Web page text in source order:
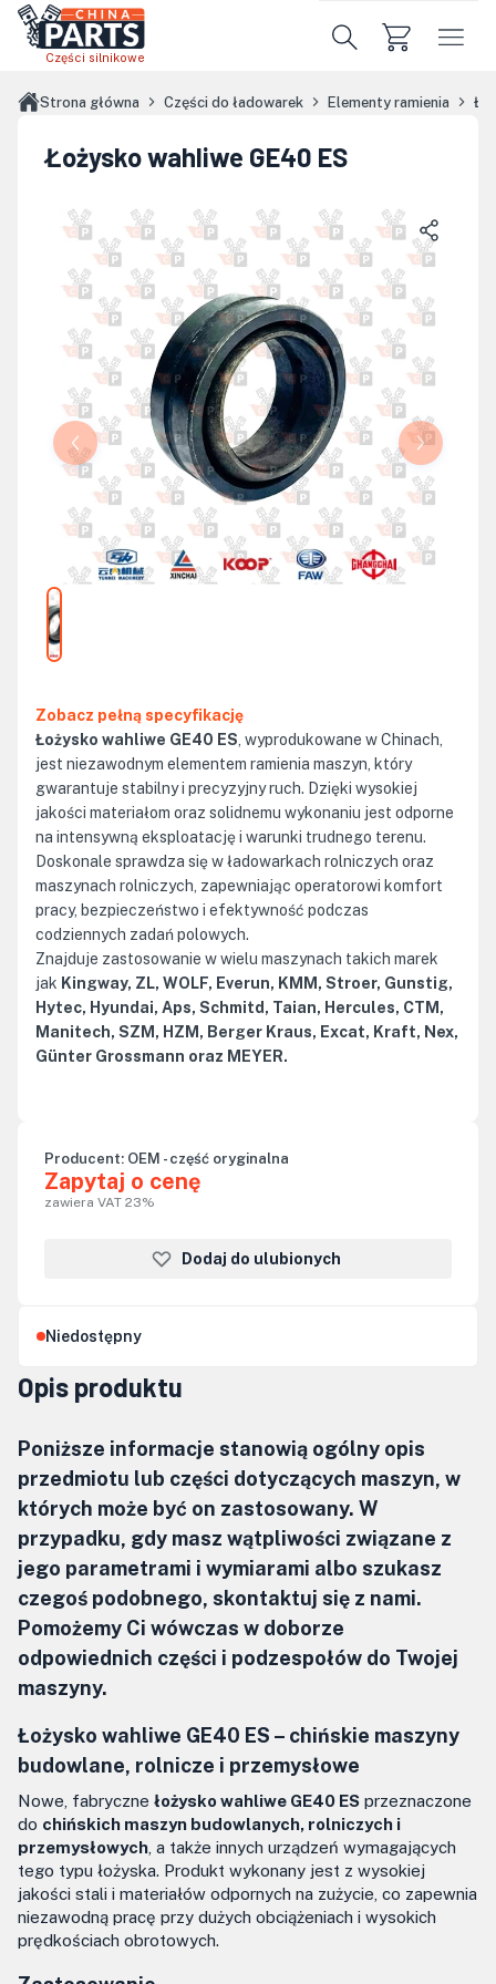
Przejdź do treści głównej
Części silnikowe
Strona główna Części do ładowarek Elementy ramienia
Łożysko wahliwe GE40 ES
Zobacz pełną specyfikację
Łożysko wahliwe GE40 ES , wyprodukowane w Chinach,
jest niezawodnym elementem ramienia maszyn, który
gwarantuje stabilny i precyzyjny ruch. Dzięki wysokiej
jakości materiałom oraz solidnemu wykonaniu jest odporne
na intensywną eksploatację i warunki trudnego terenu.
Doskonale sprawdza się w ładowarkach rolniczych oraz
maszynach rolniczych, zapewniając operatorowi komfort
pracy, bezpieczeństwo i efektywność podczas
codziennych zadań polowych.
Znajduje zastosowanie w wielu maszynach takich marek
jak Kingway, ZL, WOLF, Everun, KMM, Stroer, Gunstig,
Hytec, Hyundai, Aps, Schmitd, Taian, Hercules, CTM,
Manitech, SZM, HZM, Berger Kraus, Excat, Kraft, Nex,
Günter Grossmann oraz MEYER.
Producent: OEM - część oryginalna
Zapytaj o cenę
zawiera VAT 23%
Dodaj do ulubionych
Niedostępny
Opis produktu
Poniższe informacje stanowią ogólny opis
przedmiotu lub części dotyczących maszyn, w
których może być on zastosowany. W
przypadku, gdy masz wątpliwości związane z
jego parametrami i wymiarami albo szukasz
czegoś podobnego, skontaktuj się z nami.
Pomożemy Ci wówczas w doborze
odpowiednich części i podzespołów do Twojej
maszyny.
Łożysko wahliwe GE40 ES – chińskie maszyny
budowlane, rolnicze i przemysłowe
Nowe, fabryczne łożysko wahliwe GE40 ES przeznaczone
do chińskich maszyn budowlanych, rolniczych i
przemysłowych , a także innych urządzeń wymagających
tego typu łożyska. Produkt wykonany jest z wysokiej
jakości stali i materiałów odpornych na zużycie, co zapewnia
niezawodną pracę przy dużych obciążeniach i wysokich
prędkościach obrotowych.